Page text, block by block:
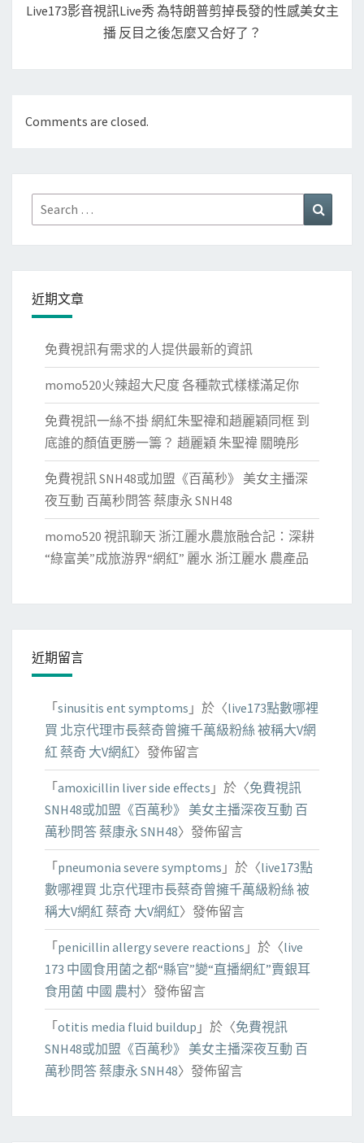
Live173影音視訊live秀 為特朗普剪掉長發的性感美女主
播 反目之後怎麼又合好了？
Comments are closed.
Search
for:
近期文章
免費視訊有需求的人提供最新的資訊
momo520火辣超大尺度 各種款式樣樣滿足你
免費視訊一絲不掛 網紅朱聖禕和趙麗穎同框 到
底誰的顏值更勝一籌？ 趙麗穎 朱聖禕 關曉彤
免費視訊 SNH48或加盟《百萬秒》 美女主播深
夜互動 百萬秒問答 蔡康永 SNH48
momo520 視訊聊天 浙江麗水農旅融合記：深耕
“綠富美”成旅游界“網紅” 麗水 浙江麗水 農產品
近期留言
「 sinusitis ent symptoms 」於〈live173點數哪裡
買 北京代理市長蔡奇曾擁千萬級粉絲 被稱大V網
紅 蔡奇 大V網紅〉發佈留言
「 amoxicillin liver side effects 」於〈免費視訊
SNH48或加盟《百萬秒》 美女主播深夜互動 百
萬秒問答 蔡康永 SNH48〉發佈留言
「 pneumonia severe symptoms 」於〈live173點
數哪裡買 北京代理市長蔡奇曾擁千萬級粉絲 被
稱大V網紅 蔡奇 大V網紅〉發佈留言
「 penicillin allergy severe reactions 」於〈live
173 中國食用菌之都“縣官”變“直播網紅”賣銀耳
食用菌 中國 農村〉發佈留言
「 otitis media fluid buildup 」於〈免費視訊
SNH48或加盟《百萬秒》 美女主播深夜互動 百
萬秒問答 蔡康永 SNH48〉發佈留言